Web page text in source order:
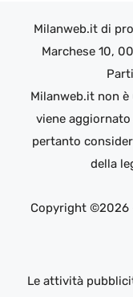
Milanweb.it di
Marchese 10,
Milanweb.it non
viene
pertanto
della
Copyright
Le attività